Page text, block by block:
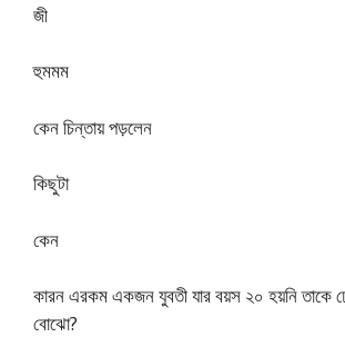
জী
হুমমম
কেন চিন্তায় পড়লেন
কিছুটা
কেন
কারন এরকম একজন যুবতী যার বয়স ২০ হয়নি তাকে
বোঝো?